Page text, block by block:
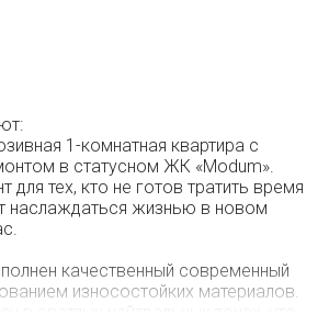
1-комнатная квартира с
в статусном ЖК «Modum».
для тех, кто не готов тратить время
наслаждаться жизнью в новом
качественный современный
износостойких материалов.